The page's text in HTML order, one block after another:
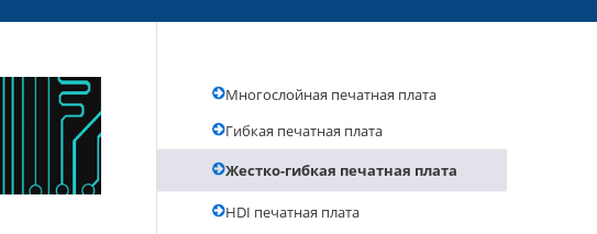
Многослойная печатная плата
Гибкая печатная плата
Жестко-гибкая печатная плата
HDI печатная плата